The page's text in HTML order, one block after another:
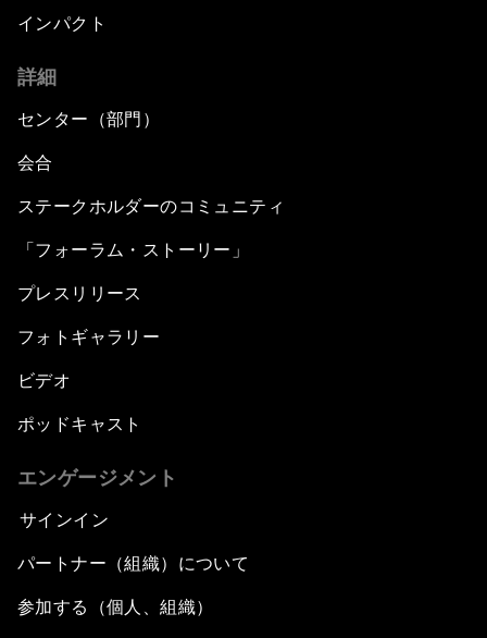
インパクト
詳細
センター（部門）
会合
ステークホルダーのコミュニティ
「フォーラム・ストーリー」
プレスリリース
フォトギャラリー
ビデオ
ポッドキャスト
エンゲージメント
サインイン
パートナー（組織）について
参加する（個人、組織）